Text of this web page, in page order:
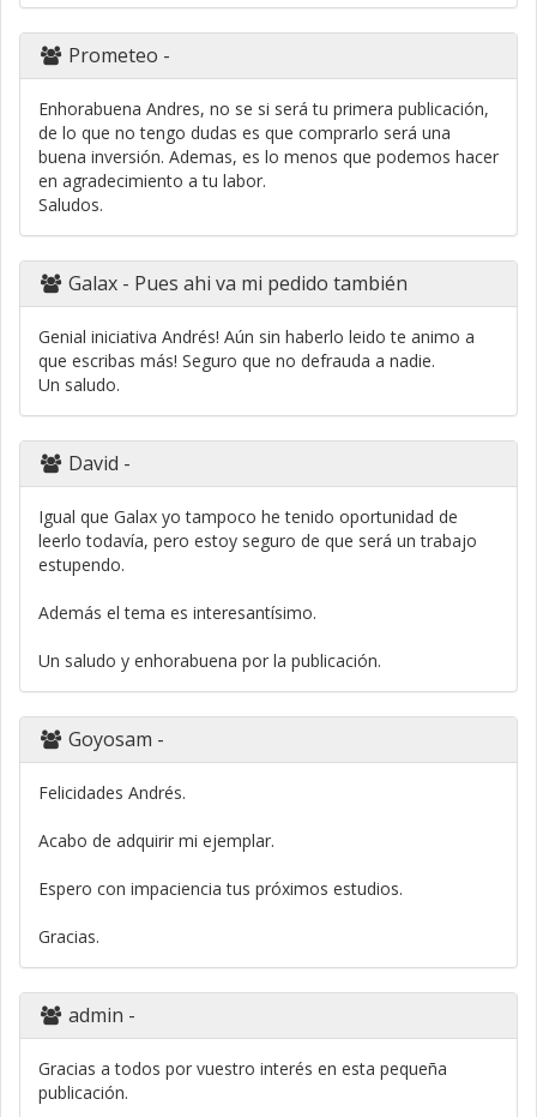
Prometeo -
Enhorabuena Andres, no se si será tu primera publicación,
de lo que no tengo dudas es que comprarlo será una
buena inversión. Ademas, es lo menos que podemos hacer
en agradecimiento a tu labor.
Saludos.
Galax- Pues ahi va mi pedido también
Genial iniciativa Andrés! Aún sin haberlo leido te animo a
que escribas más! Seguro que no defrauda a nadie.
Un saludo.
David -
Igual que Galax yo tampoco he tenido oportunidad de
leerlo todavía, pero estoy seguro de que será un trabajo
estupendo.
Además el tema es interesantísimo.
Un saludo y enhorabuena por la publicación.
Goyosam -
Felicidades Andrés.
Acabo de adquirir mi ejemplar.
Espero con impaciencia tus próximos estudios.
Gracias.
admin -
Gracias a todos por vuestro interés en esta pequeña
publicación.